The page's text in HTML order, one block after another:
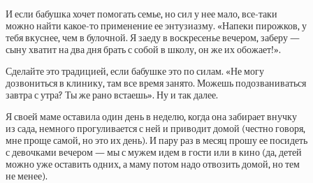
И если бабушка хочет помогать семье, но сил у нее мало, все-таки
можно найти какое-то применение ее энтузиазму. «Напеки пирожков, у
тебя вкуснее, чем в булочной. Я заеду в воскресенье вечером, заберу —
сыну хватит на два дня брать с собой в школу, он же их обожает!».
Сделайте это традицией, если бабушке это по силам. «Не могу
дозвониться в клинику, там все время занято. Можешь подозваниваться
завтра с утра? Ты же рано встаешь». Ну и так далее.
Я своей маме оставила один день в неделю, когда она забирает внучку
из сада, немного прогуливается с ней и приводит домой (честно говоря,
мне проще самой, но это их день). И пару раз в месяц прошу ее посидеть
с девочками вечером — мы с мужем идем в гости или в кино (да, детей
можно уже оставить одних, а маму потом надо отвозить домой, но тем
не менее).